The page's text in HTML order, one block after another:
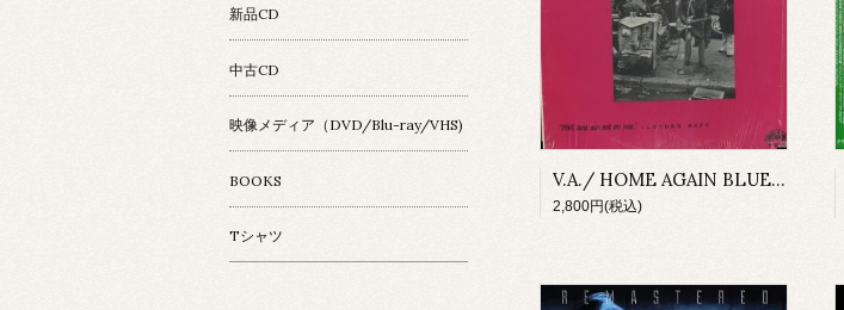
V.A./ HOME AGAIN BLUES(LP)
2,800円(税込)
新品CD
中古CD
映像メディア（DVD/Blu-ray/VHS)
BOOKS
Tシャツ